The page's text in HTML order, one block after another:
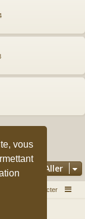
vous
3
Aller
Nous contacter
Limited